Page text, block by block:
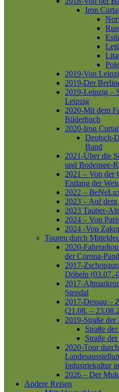
Iron
2019-Von
2019-Der
2019-Leipzig –
Leipzig
2020-Mit dem
Bilderbuch
2020-Iron
Deutsch-
Band
2021-Über die
und Bodensee-
2021 – Von der
Entlang der
2022 –
2023 – Auf dem
2023 Tauber-
2024 – Von
2024 -Von
Touren durch
2020-
der Corona-
2017-
Döbeln (03.07.-
2017-
Stendal
2017-Dessau –
(21.08. –
2019-Straße
Straße
Straße
2020-Tour
Industriekultur
2026 – Der
Andere Reisen